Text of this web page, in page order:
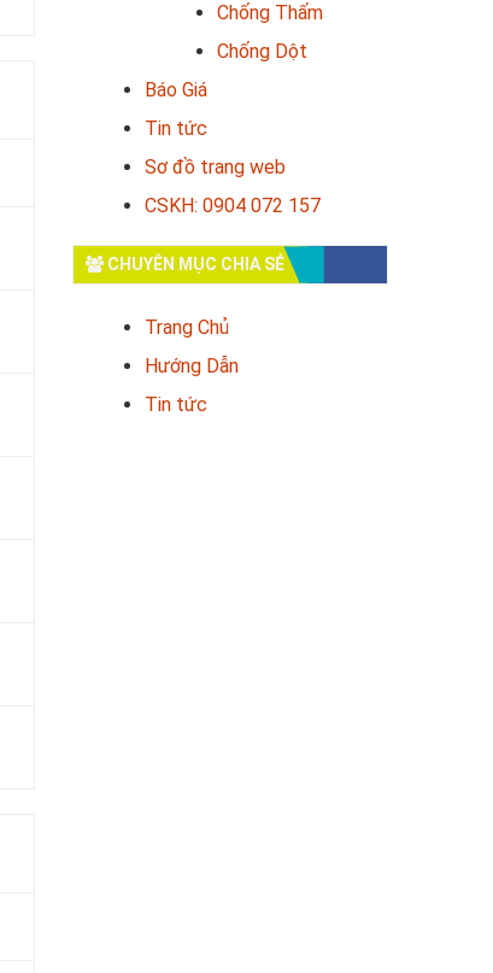
Chống Thấm
Chống Dột
Báo Giá
Tin tức
Sơ đồ trang web
CSKH: 0904 072 157
CHUYÊN MỤC CHIA SẺ
Trang Chủ
Hướng Dẫn
Tin tức